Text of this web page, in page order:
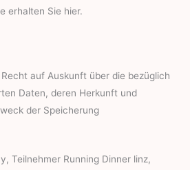
erhalten Sie hier.
auf Auskunft über die bezüglich
Daten, deren Herkunft und
der Speicherung
Teilnehmer Running Dinner linz,